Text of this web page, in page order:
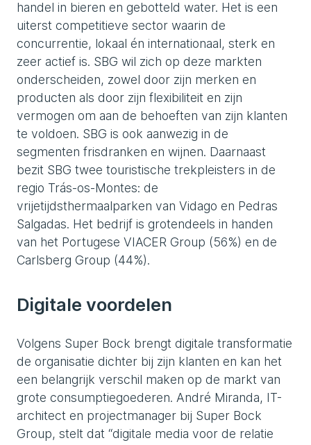
handel in bieren en gebotteld water. Het is een
uiterst competitieve sector waarin de
concurrentie, lokaal én internationaal, sterk en
zeer actief is. SBG wil zich op deze markten
onderscheiden, zowel door zijn merken en
producten als door zijn flexibiliteit en zijn
vermogen om aan de behoeften van zijn klanten
te voldoen. SBG is ook aanwezig in de
segmenten frisdranken en wijnen. Daarnaast
bezit SBG twee touristische trekpleisters in de
regio Trás-os-Montes: de
vrijetijdsthermaalparken van Vidago en Pedras
Salgadas. Het bedrijf is grotendeels in handen
van het Portugese VIACER Group (56%) en de
Carlsberg Group (44%).
Digitale voordelen
Volgens Super Bock brengt digitale transformatie
de organisatie dichter bij zijn klanten en kan het
een belangrijk verschil maken op de markt van
grote consumptiegoederen. André Miranda, IT-
architect en projectmanager bij Super Bock
Group, stelt dat “digitale media voor de relatie